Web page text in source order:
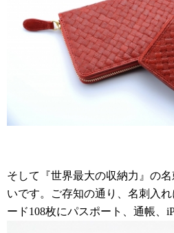
そして『世界最大の収納力』の
いです。ご存知の通り、名刺入
ード108枚にパスポート、通帳、